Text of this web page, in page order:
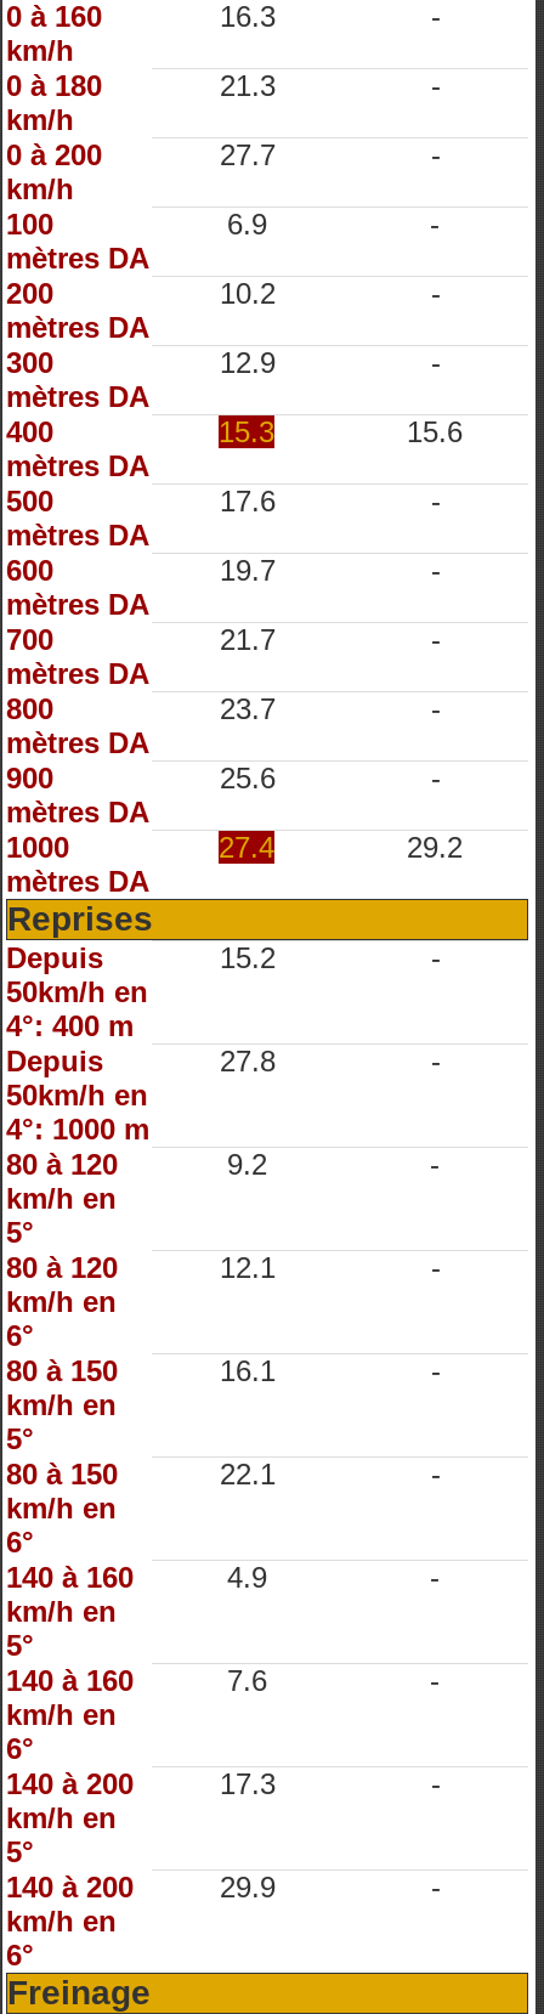
0 à 160
km/h
16.3 -
0 à 180
km/h
21.3 -
0 à 200
km/h
27.7 -
100
mètres DA
6.9 -
200
mètres DA
10.2 -
300
mètres DA
12.9 -
400
mètres DA
15.3 15.6
500
mètres DA
17.6 -
600
mètres DA
19.7 -
700
mètres DA
21.7 -
800
mètres DA
23.7 -
900
mètres DA
25.6 -
1000
mètres DA
27.4 29.2
Reprises
Depuis
50km/h en
4°: 400 m
15.2 -
Depuis
50km/h en
4°: 1000 m
27.8 -
80 à 120
km/h en
5°
9.2 -
80 à 120
km/h en
6°
12.1 -
80 à 150
km/h en
5°
16.1 -
80 à 150
km/h en
6°
22.1 -
140 à 160
km/h en
5°
4.9 -
140 à 160
km/h en
6°
7.6 -
140 à 200
km/h en
5°
17.3 -
140 à 200
km/h en
6°
29.9 -
Freinage